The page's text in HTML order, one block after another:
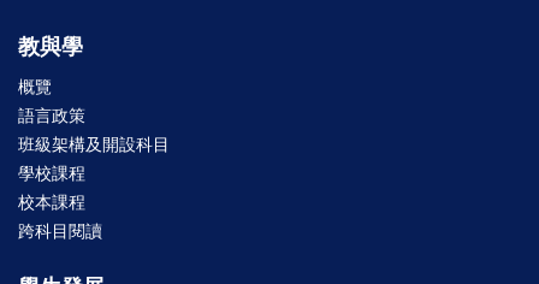
教與學
概覽
語言政策
班級架構及開設科目
學校課程
校本課程
跨科目閱讀